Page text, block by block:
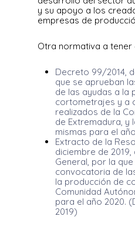
y su apoyo a los
empresas de
Otra normativa a tener
Decreto 99/2014,
que se aprueban
de las ayudas a la
cortometrajes y a
realizados de la
de Extremadura, y
mismas para el
Extracto de la
diciembre de
General, por la
convocatoria de
la producción de
Comunidad
para el año 2020.
2019)